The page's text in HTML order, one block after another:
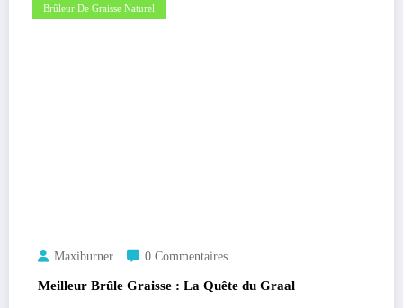
Brûleur De Graisse Naturel
Maxiburner 0 Commentaires
Meilleur Brûle Graisse : La Quête du Graal